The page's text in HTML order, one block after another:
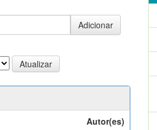
Autor(es)